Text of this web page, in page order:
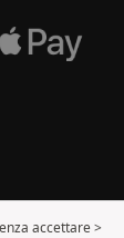
accettare >